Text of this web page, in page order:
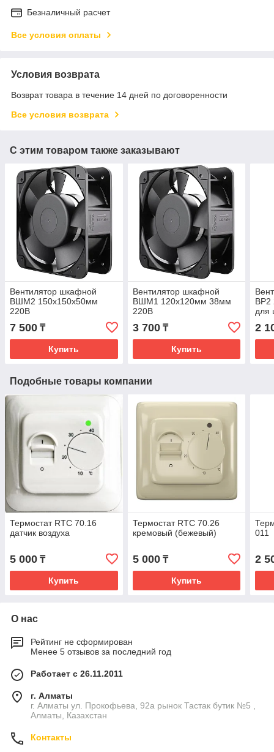
Безналичный расчет
Все условия оплаты
Условия возврата
Возврат товара в течение 14 дней по договоренности
Все условия возврата
С этим товаром также заказывают
Вентилятор шкафной
ВШМ2 150х150х50мм
220В
7 500 ₸
Купить
Вентилятор шкафной
ВШМ1 120х120мм 38мм
220В
3 700₸
Купить
ВР2
для
2
Подобные товары компании
Термостат RTC 70.16
датчик воздуха
5 000 ₸
Купить
Термостат RTC 70.26
кремовый (бежевый)
5 000₸
Купить
011
2
О нас
Рейтинг не сформирован
Менее 5 отзывов за последний год
Работает с 26.11.2011
г. Алматы
г. Алматы ул. Прокофьева, 92а рынок Тастак бутик №5 ,
Алматы, Казахстан
Контакты